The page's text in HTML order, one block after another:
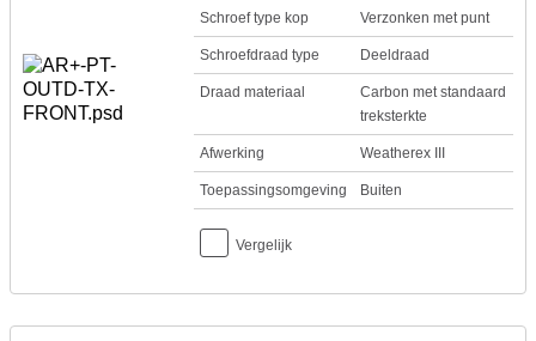
Schroef type kop Verzonken met punt
Schroefdraad type Deeldraad
Draad materiaal
Carbon met standaard
treksterkte
Afwerking Weatherex III
Toepassingsomgeving Buiten
Vergelijk